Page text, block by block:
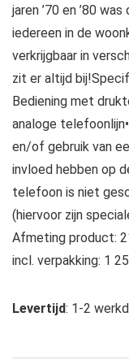
jaren ’70 en ’80
iedereen in de
verkrijgbaar in
zit er altijd
Bediening met
analoge
en/of gebruik van
invloed hebben op
telefoon is niet
(hiervoor zijn
Afmeting product:
incl. verpakking: 1
Levertijd: 1-2